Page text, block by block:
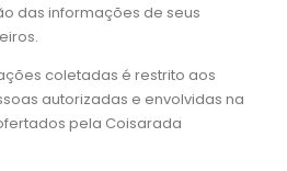
das informações de seus
coletadas é restrito aos
autorizadas e envolvidas na
pela Coisarada